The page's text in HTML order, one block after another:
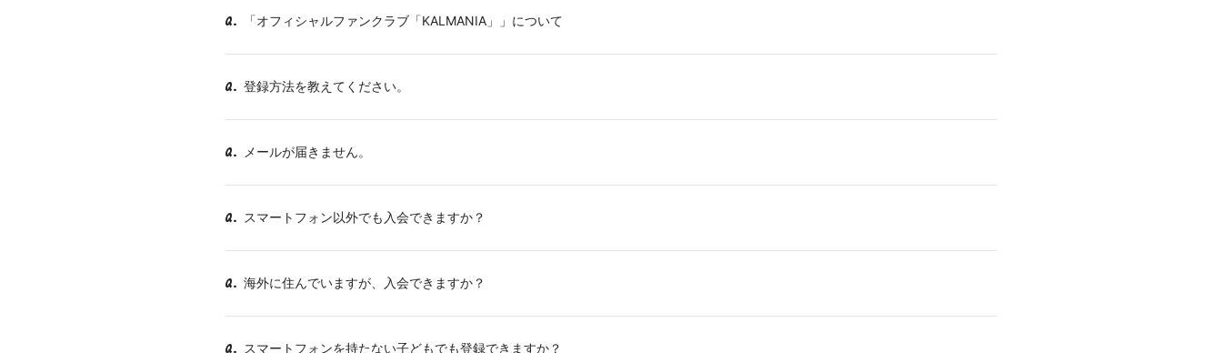
Q. 「オフィシャルファンクラブ「KALMANIA」」について
Q. 登録方法を教えてください。
Q. メールが届きません。
Q. スマートフォン以外でも入会できますか？
Q. 海外に住んでいますが、入会できますか？
Q. スマートフォンを持たない子どもでも登録できますか？